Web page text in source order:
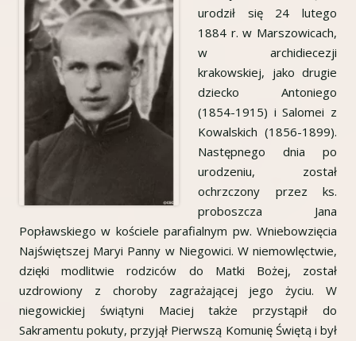
urodził się 24 lutego
1884 r. w Marszowicach,
w archidiecezji
krakowskiej, jako drugie
dziecko Antoniego
(1854-1915) i Salomei z
Kowalskich (1856-1899).
Następnego dnia po
urodzeniu, został
ochrzczony przez ks.
proboszcza Jana
Popławskiego w kościele parafialnym pw. Wniebowzięcia
Najświętszej Maryi Panny w Niegowici. W niemowlęctwie,
dzięki modlitwie rodziców do Matki Bożej, został
uzdrowiony z choroby zagrażającej jego życiu. W
niegowickiej świątyni Maciej także przystąpił do
Sakramentu pokuty, przyjął Pierwszą Komunię Świętą i był